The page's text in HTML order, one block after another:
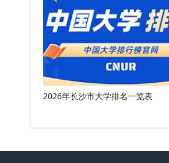
2026年长沙市大学排名一览表